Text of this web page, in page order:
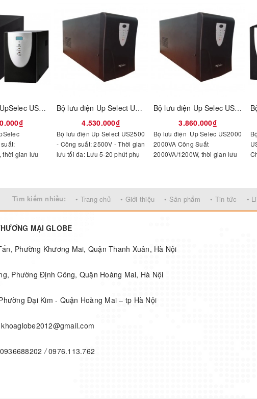
Bộ lưu điện UpSelec US1500
thời gian lưu
Bộ lưu điện Up Select US2500
4.530.000₫
Bộ lưu điện Up Select US2500
- Công suất: 2500V - Thời gian
lưu tối đa: Lưu 5-20 phút phụ
Bộ lưu điện Up Selec US2000 2000VA
3.860.000₫
Bộ lưu điện Up Selec US2000
2000VA Công Suất
2000VA/1200W, thời gian lưu
Tìm kiếm nhiều: • Trang chủ • Giới thiệu • Sản phẩm • Tin tức •
MẠI GLOBE
Phường Khương Mai, Quận Thanh Xuân, Hà Nội
Phường Định Công, Quận Hoàng Mai, Hà Nội
Đại Kim - Quận Hoàng Mai – tp Hà Nội
khoaglobe2012@gmail.com
0936688202/ 0976.113.762